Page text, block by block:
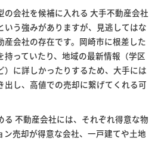
の会社を候補に入れる 大手不動産会社
いう強みがありますが、見逃してはな
産会社の存在です。岡崎市に根差した
っていたり、地域の最新情報（学区
）に詳しかったりするため、大手には
出し、高値での売却に繋げてくれる可
不動産会社には、それぞれ得意な物
売却が得意な会社、一戸建てや土地